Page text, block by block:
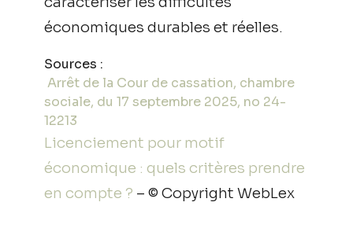
économiques durables et réelles.
Sources :
Arrêt de la Cour de cassation, chambre
sociale, du 17 septembre 2025, no 24-
12213
Licenciement pour motif
économique : quels critères prendre
en compte ? – © Copyright WebLex